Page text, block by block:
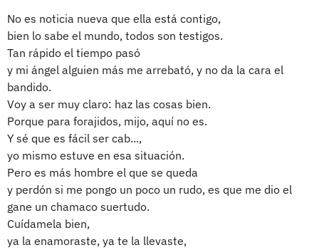
No es noticia nueva que ella está contigo,
bien lo sabe el mundo, todos son testigos.
Tan rápido el tiempo pasó
y mi ángel alguien más me arrebató, y no da la cara el
bandido.
Voy a ser muy claro: haz las cosas bien.
Porque para forajidos, mijo, aquí no es.
Y sé que es fácil ser cab...,
yo mismo estuve en esa situación.
Pero es más hombre el que se queda
y perdón si me pongo un poco un rudo, es que me dio el
gane un chamaco suertudo.
Cuídamela bien,
ya la enamoraste, ya te la llevaste,